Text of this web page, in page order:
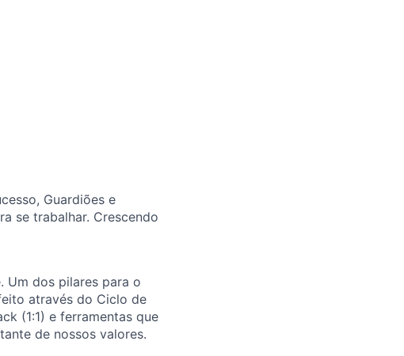
Guardiões e
se trabalhar. Crescendo
Um dos pilares para o
através do Ciclo de
(1:1) e ferramentas que
de nossos valores.